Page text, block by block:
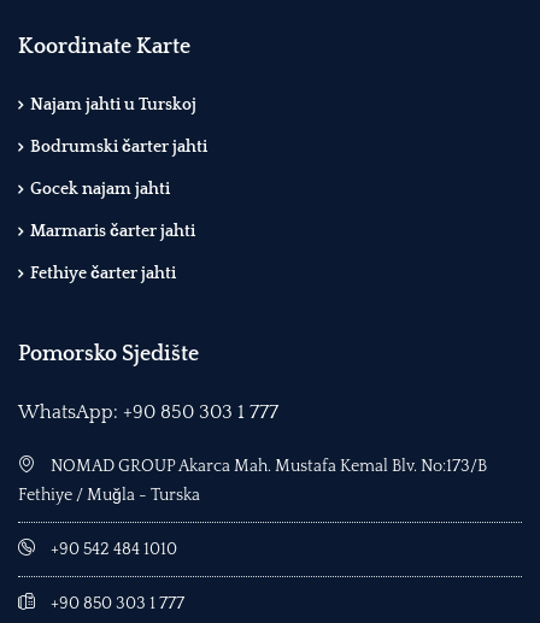
Koordinate Karte
Najam jahti u Turskoj
Bodrumski čarter jahti
Gocek najam jahti
Marmaris čarter jahti
Fethiye čarter jahti
Pomorsko Sjedište
WhatsApp: +90 850 303 1 777
NOMAD GROUP Akarca Mah. Mustafa Kemal Blv. No:173/B
Fethiye / Muğla - Turska
+90 542 484 1010
+90 850 303 1 777